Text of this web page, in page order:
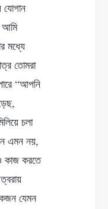
যোগান
আমি
মধ্যে
তোমরা
“আপনি
চলা
এমন নয়,
কাজ করতে
যেমন